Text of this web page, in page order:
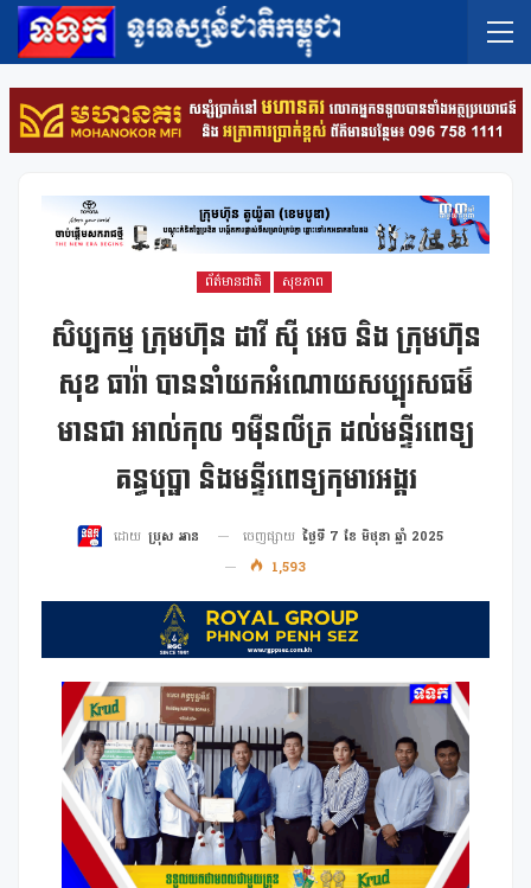
ព័ត៌មានជាតិ សុខភាព
សិប្បកម្ម ក្រុមហ៊ុន ដាវី ស៉ី អេច និង ក្រុមហ៊ុន
សុខ ធារ៉ា បាននាំយកអំណោយសប្បុរសធម៌
មានជា អាល់កុល ១ម៉ឺនលីត្រ ដល់មន្ទីរពេទ្យ
គន្ធបុប្ផា និងមន្ទីរពេទ្យកុមារអង្គរ
ដោយ ប្រុស អាន ចេញផ្សាយ ថ្ងៃទី 7 ខែ មិថុនា ឆ្នាំ 2025
1,593